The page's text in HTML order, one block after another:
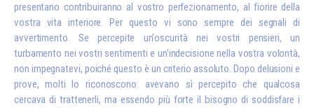
presentano contribuiranno al vostro perfezionamento, al fiorire della
vostra vita interiore. Per questo vi sono sempre dei segnali di
avvertimento. Se percepite un'oscurità nei vostri pensieri, un
turbamento nei vostri sentimenti e un'indecisione nella vostra volontà,
non impegnatevi, poiché questo è un criterio assoluto. Dopo delusioni e
prove, molti lo riconoscono: avevano sì percepito che qualcosa
cercava di trattenerli, ma essendo più forte il bisogno di soddisfare i